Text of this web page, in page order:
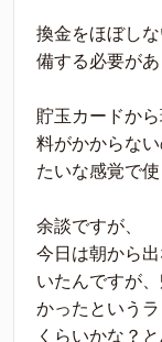
換金をほぼし
備する必要が
貯玉カードか
料がかからな
たいな感覚で
余談ですが、
今日は朝から
いたんですが
かったという
くらいかな？